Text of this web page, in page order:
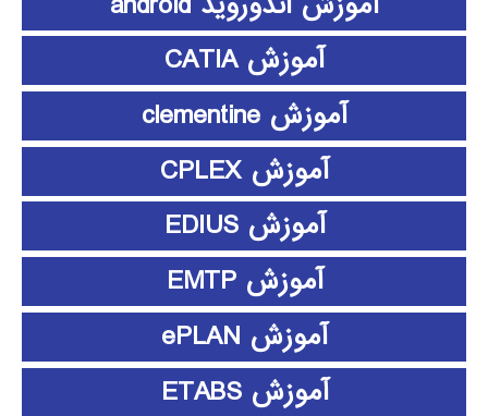
آموزش CATIA
آموزش clementine
آموزش CPLEX
آموزش EDIUS
آموزش EMTP
آموزش ePLAN
آموزش ETABS